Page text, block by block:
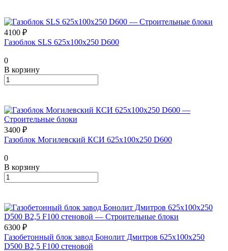
4100 ₽
Газоблок SLS 625х100х250 D600
0
В корзину
3400 ₽
Газоблок Могилевский КСИ 625х100х250 D600
0
В корзину
6300 ₽
Газобетонный блок завод Бонолит Дмитров 625х100х250
D500 В2,5 F100 стеновой